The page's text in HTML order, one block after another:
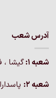
شعب
گيشا ، فاضل
پاسداران –